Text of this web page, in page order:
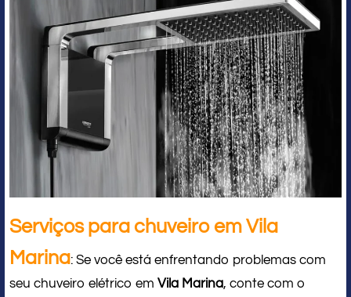
Serviços para chuveiro em Vila
Marina: Se você está enfrentando problemas com
seu chuveiro elétrico em Vila Marina, conte com o